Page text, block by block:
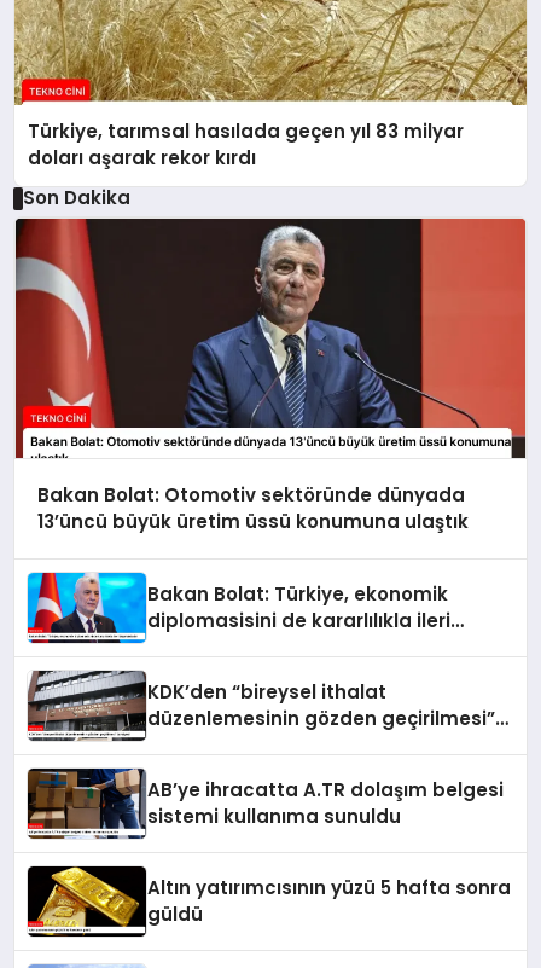
Türkiye, tarımsal hasılada geçen yıl 83 milyar
doları aşarak rekor kırdı
Son Dakika
Bakan Bolat: Otomotiv sektöründe dünyada
13’üncü büyük üretim üssü konumuna ulaştık
Bakan Bolat: Türkiye, ekonomik
diplomasisini de kararlılıkla ileri
KDK’den “bireysel ithalat
düzenlemesinin gözden geçirilmesi”
AB’ye ihracatta A.TR dolaşım belgesi
sistemi kullanıma sunuldu
Altın yatırımcısının yüzü 5 hafta sonra
güldü